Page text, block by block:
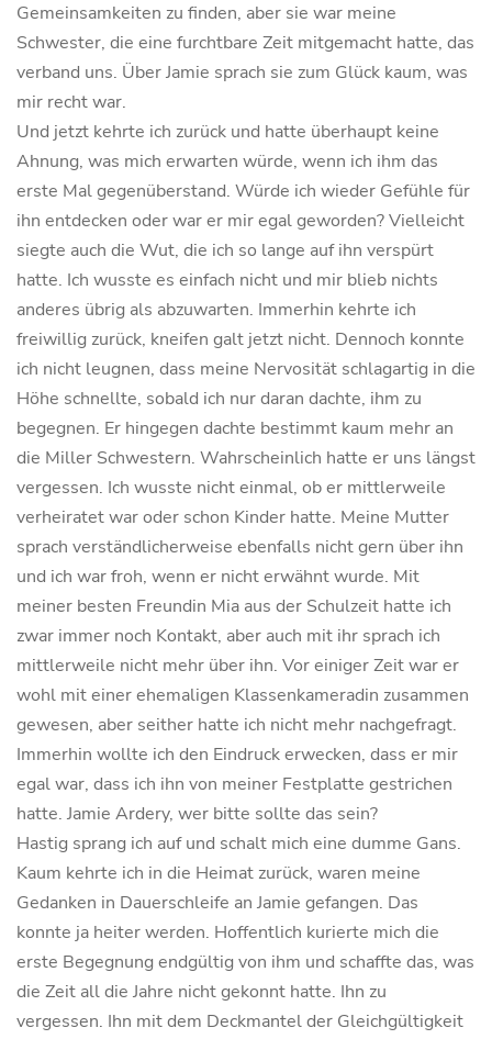
Gemeinsamkeiten zu finden, aber sie war meine
Schwester, die eine furchtbare Zeit mitgemacht hatte, das
verband uns. Über Jamie sprach sie zum Glück kaum, was
mir recht war.
Und jetzt kehrte ich zurück und hatte überhaupt keine
Ahnung, was mich erwarten würde, wenn ich ihm das
erste Mal gegenüberstand. Würde ich wieder Gefühle für
ihn entdecken oder war er mir egal geworden? Vielleicht
siegte auch die Wut, die ich so lange auf ihn verspürt
hatte. Ich wusste es einfach nicht und mir blieb nichts
anderes übrig als abzuwarten. Immerhin kehrte ich
freiwillig zurück, kneifen galt jetzt nicht. Dennoch konnte
ich nicht leugnen, dass meine Nervosität schlagartig in die
Höhe schnellte, sobald ich nur daran dachte, ihm zu
begegnen. Er hingegen dachte bestimmt kaum mehr an
die Miller Schwestern. Wahrscheinlich hatte er uns längst
vergessen. Ich wusste nicht einmal, ob er mittlerweile
verheiratet war oder schon Kinder hatte. Meine Mutter
sprach verständlicherweise ebenfalls nicht gern über ihn
und ich war froh, wenn er nicht erwähnt wurde. Mit
meiner besten Freundin Mia aus der Schulzeit hatte ich
zwar immer noch Kontakt, aber auch mit ihr sprach ich
mittlerweile nicht mehr über ihn. Vor einiger Zeit war er
wohl mit einer ehemaligen Klassenkameradin zusammen
gewesen, aber seither hatte ich nicht mehr nachgefragt.
Immerhin wollte ich den Eindruck erwecken, dass er mir
egal war, dass ich ihn von meiner Festplatte gestrichen
hatte. Jamie Ardery, wer bitte sollte das sein?
Hastig sprang ich auf und schalt mich eine dumme Gans.
Kaum kehrte ich in die Heimat zurück, waren meine
Gedanken in Dauerschleife an Jamie gefangen. Das
konnte ja heiter werden. Hoffentlich kurierte mich die
erste Begegnung endgültig von ihm und schaffte das, was
die Zeit all die Jahre nicht gekonnt hatte. Ihn zu
vergessen. Ihn mit dem Deckmantel der Gleichgültigkeit